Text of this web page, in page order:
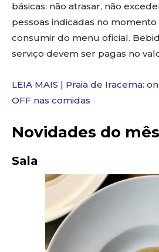
básicas: não atrasar, não
pessoas indicadas no momento
consumir do menu oficial.
serviço devem ser pagas no
LEIA MAIS | Praia de Iracema:
OFF nas comidas
Novidades do mês
Sala